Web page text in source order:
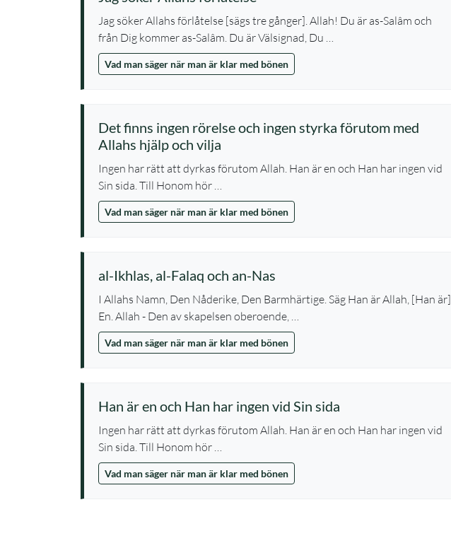
Jag söker Allahs förlåtelse [sägs tre gånger]. Allah! Du är as-Salâm och
från Dig kommer as-Salâm. Du är Välsignad, Du …
Vad man säger när man är klar med bönen
Det finns ingen rörelse och ingen styrka förutom med
Allahs hjälp och vilja
Ingen har rätt att dyrkas förutom Allah. Han är en och Han har ingen vid
Sin sida. Till Honom hör …
Vad man säger när man är klar med bönen
al-Ikhlas, al-Falaq och an-Nas
I Allahs Namn, Den Nåderike, Den Barmhärtige. Säg Han är Allah, [Han är]
En. Allah - Den av skapelsen oberoende, …
Vad man säger när man är klar med bönen
Han är en och Han har ingen vid Sin sida
Ingen har rätt att dyrkas förutom Allah. Han är en och Han har ingen vid
Sin sida. Till Honom hör …
Vad man säger när man är klar med bönen